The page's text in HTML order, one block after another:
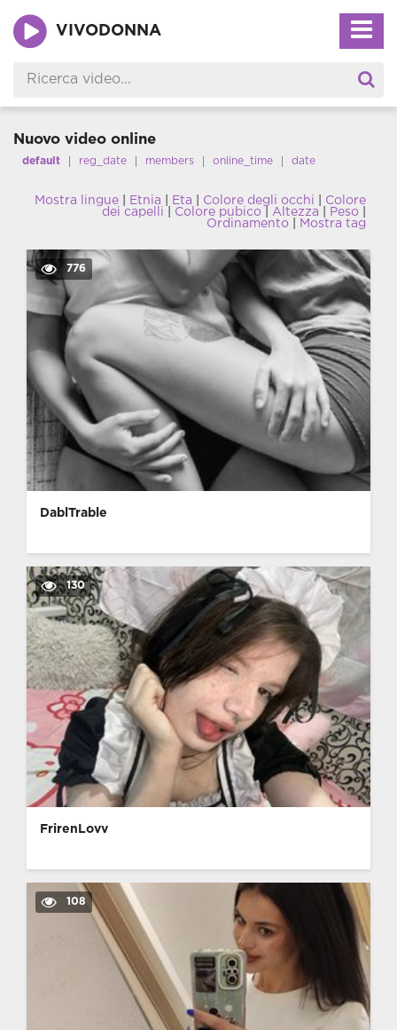
VIVODONNA
Nuovo video online
default reg_date members online_time date
Mostra lingue Etnia Eta Colore degli occhi
Colore
dei capelli
Colore pubico Altezza Peso
Ordinamento
Mostra tag
776
DablTrable
130
FrirenLovv
108